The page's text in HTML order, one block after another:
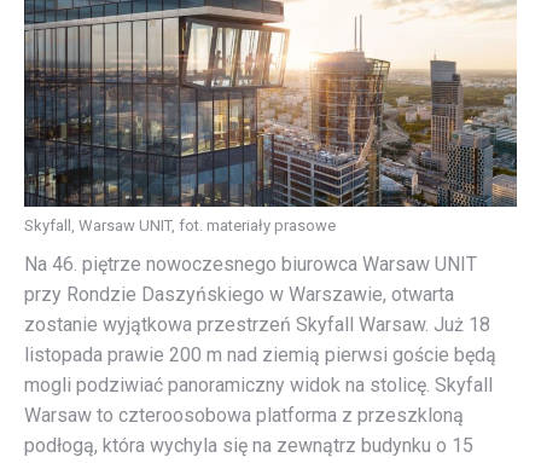
Skyfall, Warsaw UNIT, fot. materiały prasowe
Na 46. piętrze nowoczesnego biurowca Warsaw UNIT
przy Rondzie Daszyńskiego w Warszawie, otwarta
zostanie wyjątkowa przestrzeń Skyfall Warsaw. Już 18
listopada prawie 200 m nad ziemią pierwsi goście będą
mogli podziwiać panoramiczny widok na stolicę. Skyfall
Warsaw to czteroosobowa platforma z przeszkloną
podłogą, która wychyla się na zewnątrz budynku o 15